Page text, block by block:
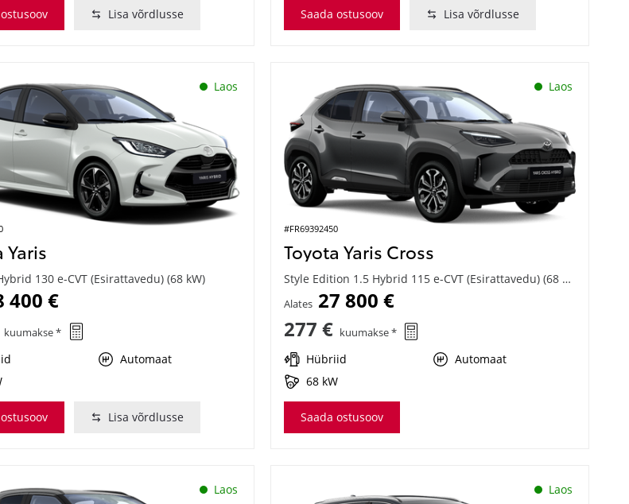
Lisa võrdlusse Saada ostusoov Lisa võrdlusse
Laos
Yaris
130 e-CVT (Esirattavedu) (68 kW)
400 €
kuumakse *
Automaat
Lisa võrdlusse
Laos
#FR69392450
Toyota Yaris Cross
Style Edition 1.5 Hybrid 115 e-CVT (Esirattavedu) (68 kW)
Alates 27 800 €
277 € kuumakse *
Hübriid
Automaat
68 kW
Saada ostusoov
Laos Laos